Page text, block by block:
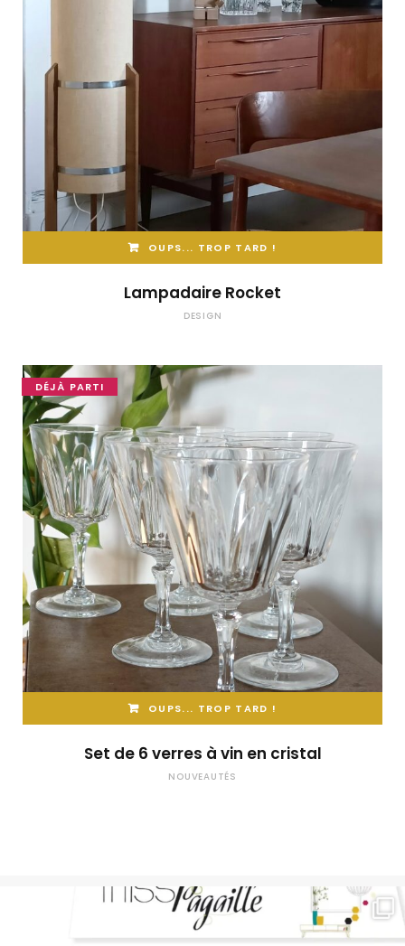
OUPS... TROP TARD !
Lampadaire Rocket
DESIGN
DÉJÀ PARTI
OUPS... TROP TARD !
Set de 6 verres à vin en cristal
NOUVEAUTÉS